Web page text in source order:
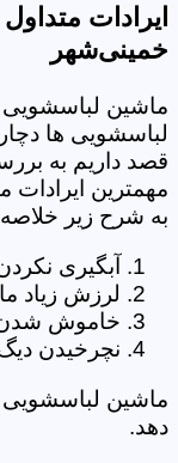
ایرادات
خمینی‌شهر
ماشین
لباسشویی ها
قصد داریم به
مهمترین
به شرح زیر
آبگیری
لرزش زیاد
خاموش شدن
نچرخیدن
ماشین لباسشویی
دهد.